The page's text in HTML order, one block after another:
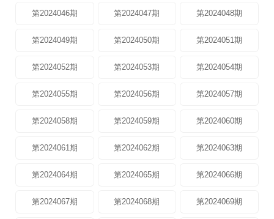
第2024046期 第2024047期 第2024048期
第2024049期 第2024050期 第2024051期
第2024052期 第2024053期 第2024054期
第2024055期 第2024056期 第2024057期
第2024058期 第2024059期 第2024060期
第2024061期 第2024062期 第2024063期
第2024064期 第2024065期 第2024066期
第2024067期 第2024068期 第2024069期